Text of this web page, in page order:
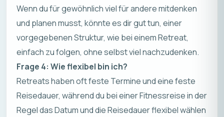
Wenn du für gewöhnlich viel für andere mitdenken
und planen musst, könnte es dir gut tun, einer
vorgegebenen Struktur, wie bei einem Retreat,
einfach zu folgen, ohne selbst viel nachzudenken.
Frage 4: Wie flexibel bin ich?
Retreats haben oft feste Termine und eine feste
Reisedauer, während du bei einer Fitnessreise in der
Regel das Datum und die Reisedauer flexibel wählen